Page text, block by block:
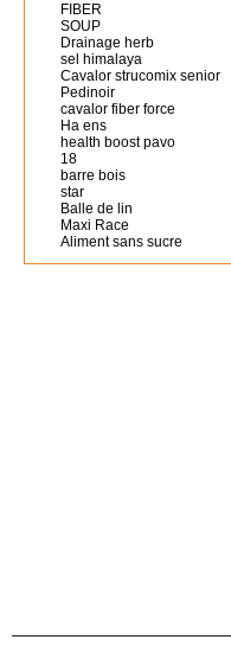
FIBER
SOUP
Drainage herb
sel himalaya
Cavalor strucomix senior
Pedinoir
cavalor fiber force
Ha ens
health boost pavo
18
barre bois
star
Balle de lin
Maxi Race
Aliment sans sucre